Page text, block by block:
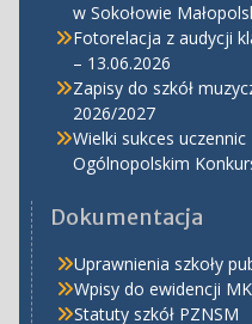
w Sokołowie
Fotorelacja z audycji
– 13.06.2026
Zapisy do szkół
2026/2027
Wielki sukces
Ogólnopolskim
Dokumentacja
Uprawnienia szkoły
Wpisy do ewidencji
Statuty szkół PZNSM